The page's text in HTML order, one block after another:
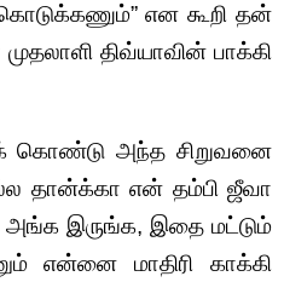
என கூறி தன்
திவ்யாவின் பாக்கி
கொண்டு அந்த சிறுவனை
தான்க்கா என் தம்பி ஜீவா
அங்க இருங்க, இதை மட்டும்
என்னை மாதிரி காக்கி